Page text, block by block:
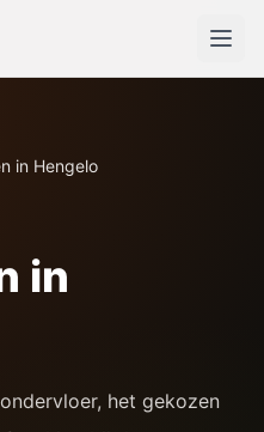
in Hengelo
in
het gekozen